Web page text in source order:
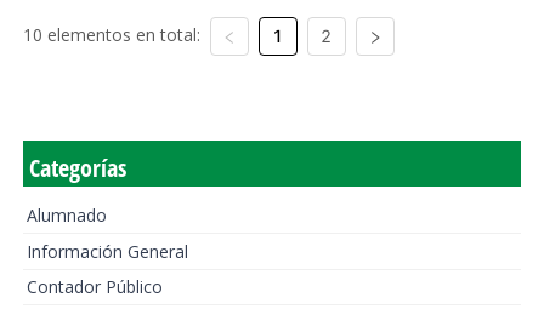
10 elementos en total: 1 2
Categorías
Alumnado
Información General
Contador Público